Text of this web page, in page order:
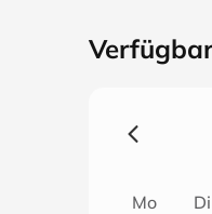
Sitzecke.
Mo Di